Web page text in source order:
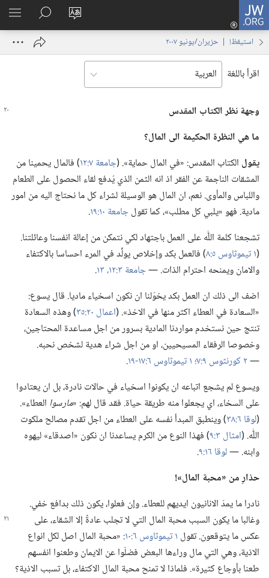
JW.ORG
تغيير
الموقع
تسجيل
الدخول
نافذة
البحث
في
JW.‎ORG
استيقظ‏!‏ | ‏‎حزيران/يونيو‏ ‏‎٢٠٠٧‏
اقرأ باللغة
وجهة نظر الكتاب المقدس
ما هي النظرة الحكيمة الى المال؟‏
يقول الكتاب المقدس:‏ «في المال حماية».‏ (‏جامعة ٧:‏١٢
‏)‏ فالمال يحمينا من
المشقات الناجمة عن الفقر اذ انه الثمن الذي يُدفع لقاء الحصول على الطعام
واللباس والمأوى.‏ نعم،‏ ان المال هو الوسيلة لشراء كل ما نحتاج اليه من امور
مادية.‏ فهو «يلبي كل مطلب»،‏ كما تقولجامعة ١٠:‏١٩
‏.‏
تشجعنا كلمة اللّٰه على العمل باجتهاد لكي نتمكن من إعالة انفسنا وعائلتنا.‏
(‏١ تيموثاوس ٥:‏٨
‏)‏ فالعمل بكد وإخلاص يولِّد في المرء احساسا بالاكتفاء
والامان ويمنحه احترام الذات.‏ —‏جامعة ٣:‏١٢،‏ ١٣
‏.‏
اضف الى ذلك ان العمل بكد يخوّلنا ان نكون اسخياء ماديا.‏ قال يسوع:‏
«السعادة في العطاء اكثر منها في الاخذ».‏ (‏اعمال ٢٠:‏٣٥
‏)‏ وهذه السعادة
تنتج حين نستخدم مواردنا المادية بسرور من اجل مساعدة المحتاجين،‏
وخصوصا الرفقاء المسيحيين،‏ او من اجل شراء هدية لشخص نحبه.‏
—‏٢ كورنثوس ٩:‏٧؛‏
‏.‏
ويسوع لم يشجع اتباعه ان يكونوا اسخياء في حالات نادرة،‏ بل ان يعتادوا
على السخاء،‏ اي يجعلوا منه طريقة حياة.‏ فقد قال لهم:‏ «‏مارسوا العطاء».‏
(‏لوقا ٦:‏٣٨
‏)‏ وينطبق المبدأ نفسه على العطاء من اجل تقدم مصالح ملكوت
اللّٰه.‏ (‏امثال ٣:‏٩
‏)‏ فهذا النوع من الكرم يساعدنا ان نكون «اصدقاء» ليهوه
وابنه.‏ —‏لوقا ١٦:‏٩
‏.‏
حذارِ من «محبة المال»!‏
نادرا ما يمدّ الانانيون ايديهم للعطاء.‏ وإن فعلوا،‏ يكون ذلك بدافع خفي.‏
وغالبا ما يكون السببمحبة المال التي لا تجلب عادةً إلا الشقاء،‏ على
عكس ما يتوقعون.‏ تقول ١ تيموثاوس ٦:‏١٠
‏:‏ «محبة المال اصل لكل انواع
الاذية،‏ وهي التي مال وراءها البعض فضلّوا عن الايمان وطعنوا انفسهم
طعنا بأوجاع كثيرة».‏ فلماذا لا تمنح محبة المال الاكتفاء،‏ بل تسبب الاذية؟‏